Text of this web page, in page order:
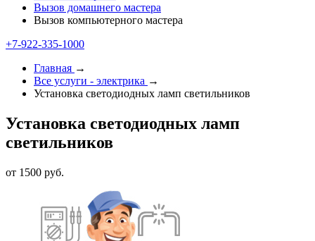
Вызов домашнего мастера
Вызов компьютерного мастера
+7-922-335-1000
Главная →
Все услуги - электрика →
Установка светодиодных ламп светильников
Установка светодиодных ламп
светильников
от 1500 руб.